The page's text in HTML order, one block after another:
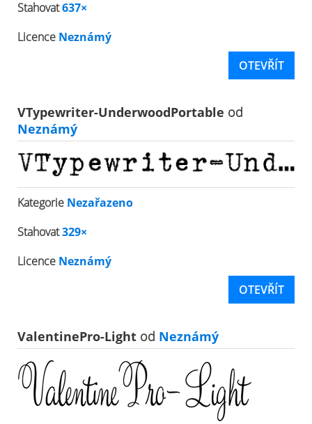
Stahovat637×
Licence Neznámý
OTEVŘÍT
VTypewriter-UnderwoodPortable od
Neznámý
Kategorie Nezařazeno
Stahovat329×
Licence Neznámý
OTEVŘÍT
ValentinePro-Light od Neznámý